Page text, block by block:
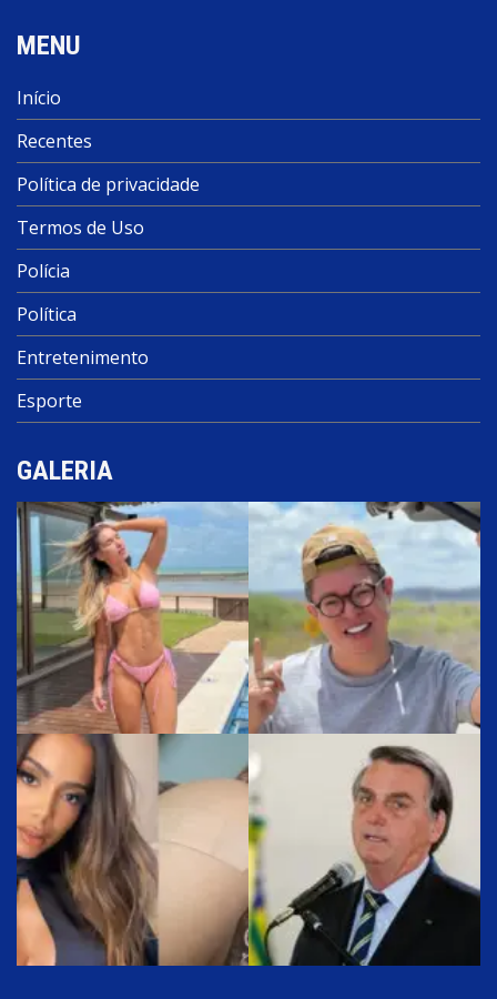
MENU
Início
Recentes
Política de privacidade
Termos de Uso
Polícia
Política
Entretenimento
Esporte
GALERIA